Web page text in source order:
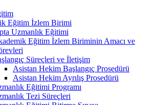
Eğitim İzlem Birimi
Uzmanlık Eğitimi
Eğitim İzlem Biriminin Amacı ve
Süreçleri ve İletişim
Asistan Hekim Başlangıç Prosedürü
Asistan Hekim Ayrılış Prosedürü
Eğitimi Programı
Tezi Süreçleri